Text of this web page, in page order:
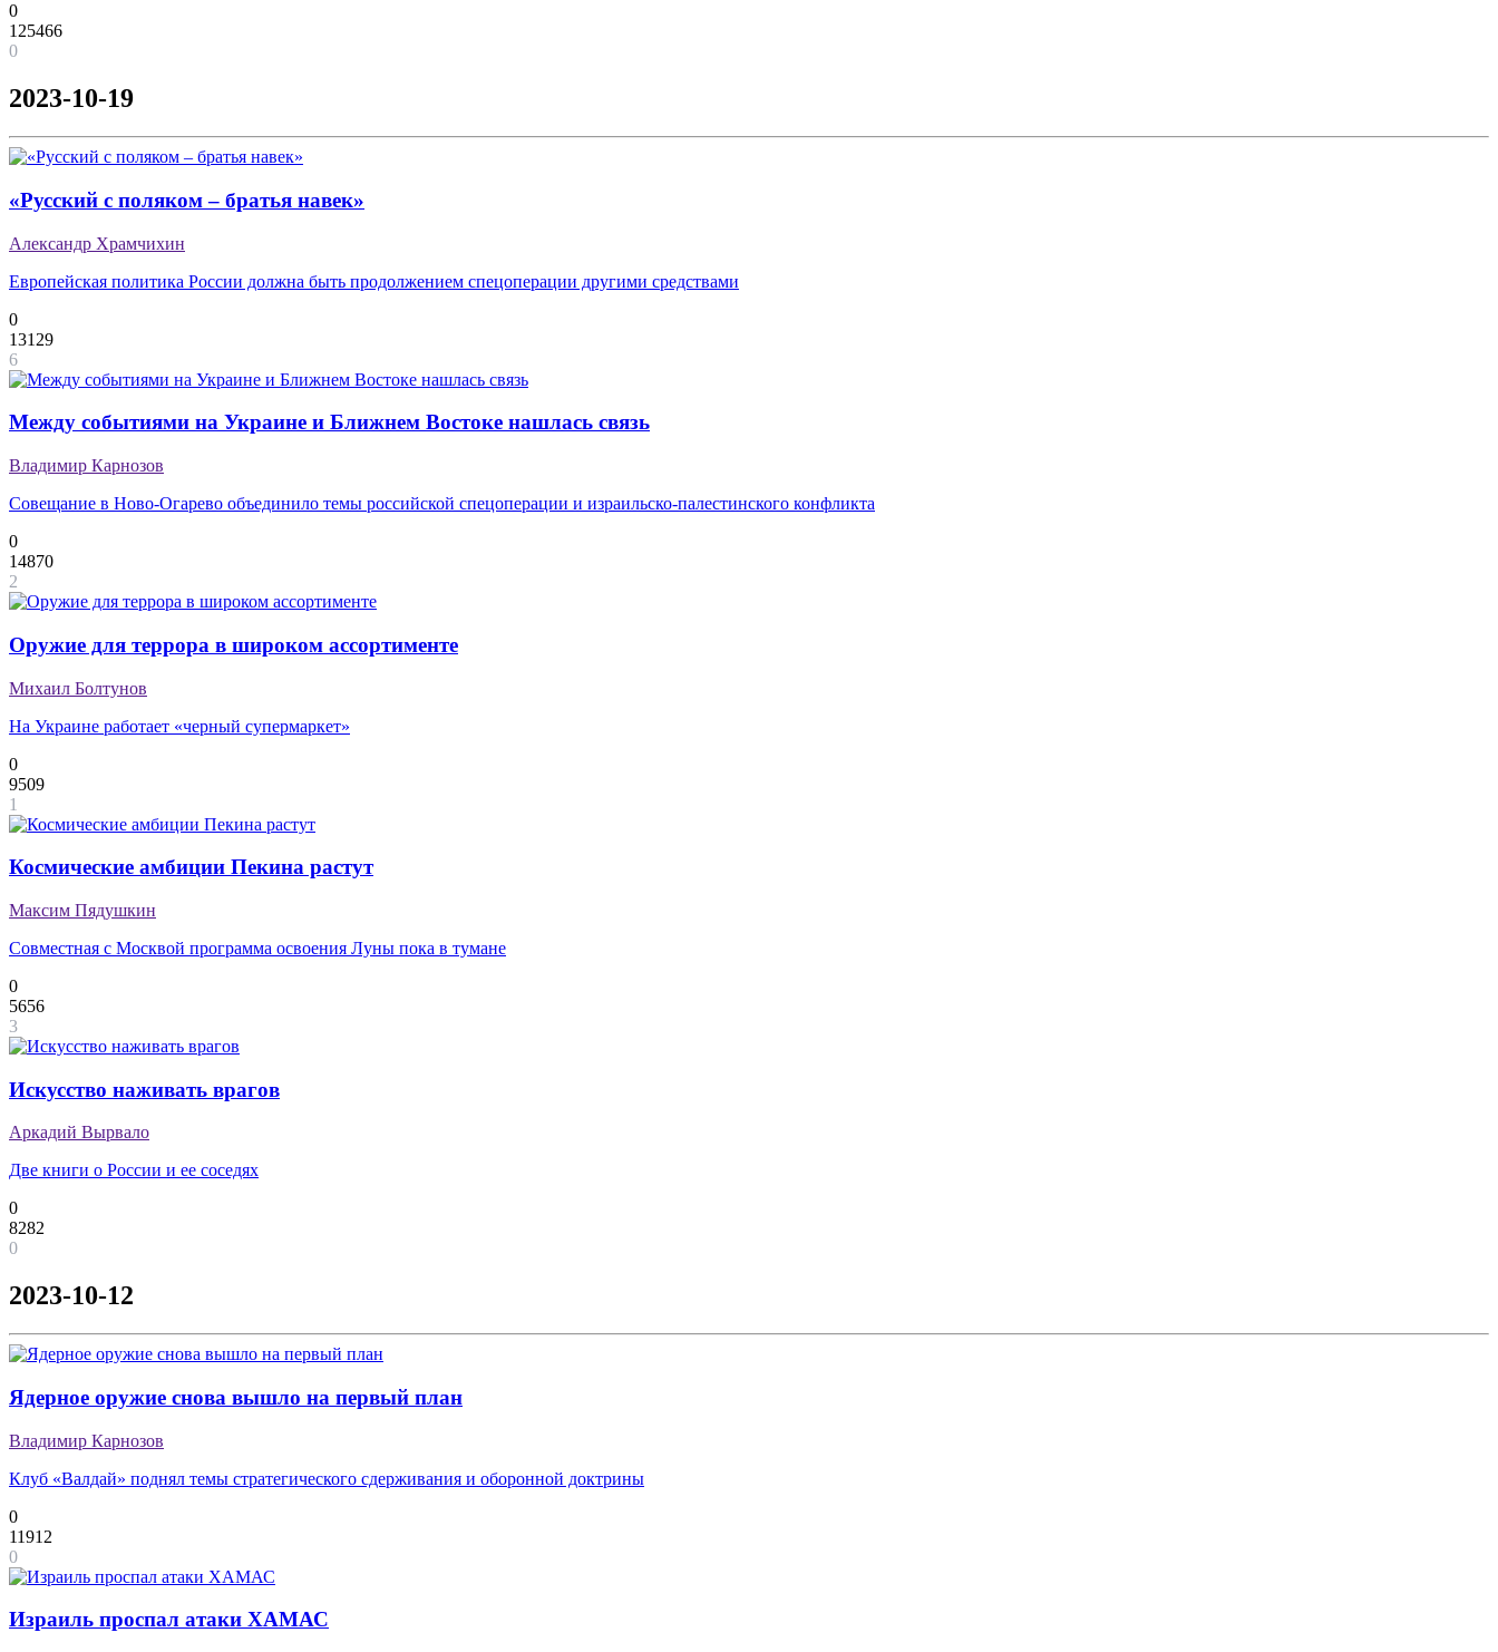
0
125466
0
2023-10-19
«Русский с поляком – братья навек»
Александр Храмчихин
Европейская политика России должна быть продолжением спецоперации другими средствами
0
13129
6
Между событиями на Украине и Ближнем Востоке нашлась связь
Владимир Карнозов
Совещание в Ново-Огарево объединило темы российской спецоперации и израильско-палестинского конфликта
0
14870
2
Оружие для террора в широком ассортименте
Михаил Болтунов
На Украине работает «черный супермаркет»
0
9509
1
Космические амбиции Пекина растут
Максим Пядушкин
Совместная с Москвой программа освоения Луны пока в тумане
0
5656
3
Искусство наживать врагов
Аркадий Вырвало
Две книги о России и ее соседях
0
8282
0
2023-10-12
Ядерное оружие снова вышло на первый план
Владимир Карнозов
Клуб «Валдай» поднял темы стратегического сдерживания и оборонной доктрины
0
11912
0
Израиль проспал атаки ХАМАС